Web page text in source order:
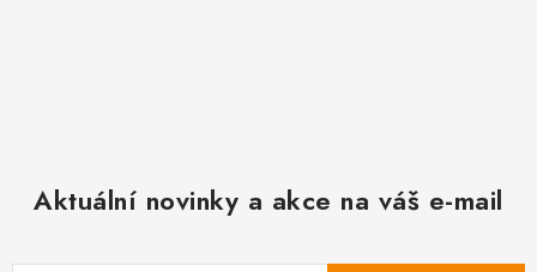
Aktuální novinky a akce na váš e-mail